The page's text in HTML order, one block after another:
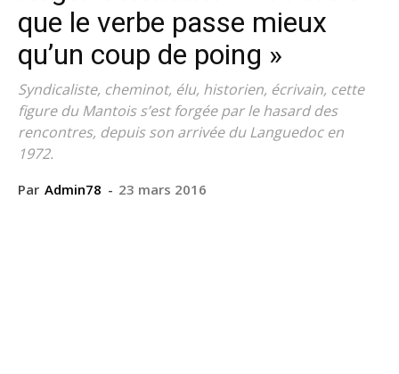
que le verbe passe mieux
qu’un coup de poing »
Syndicaliste, cheminot, élu, historien, écrivain, cette
figure du Mantois s’est forgée par le hasard des
rencontres, depuis son arrivée du Languedoc en
1972.
Par Admin78 - 23 mars 2016